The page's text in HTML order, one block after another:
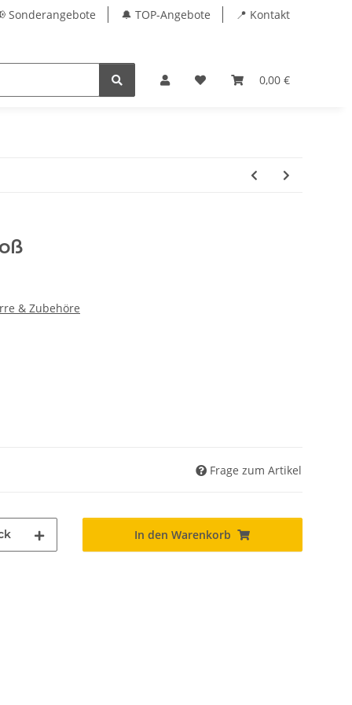
Sonderangebote 🔔 TOP-Angebote 📍 Kontakt
0,00 €
& Zubehöre
Frage zum Artikel
In den Warenkorb